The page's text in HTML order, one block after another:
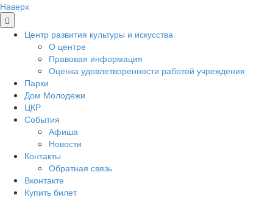
Наверх
Центр развития культуры и искусства
О центре
Правовая информация
Оценка удовлетворенности работой учреждения
Парки
Дом Молодежи
ЦКР
События
Афиша
Новости
Контакты
Обратная связь
Вконтакте
Купить билет